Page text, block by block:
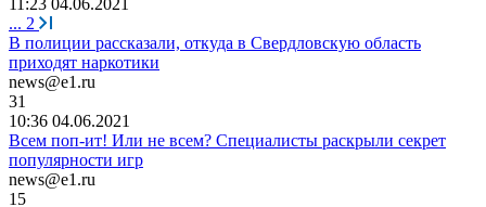
... 2
В полиции рассказали, откуда в Свердловскую область
приходят наркотики
news@e1.ru
31
10:36 04.06.2021
Всем поп-ит! Или не всем? Специалисты раскрыли секрет
популярности игр
news@e1.ru
15